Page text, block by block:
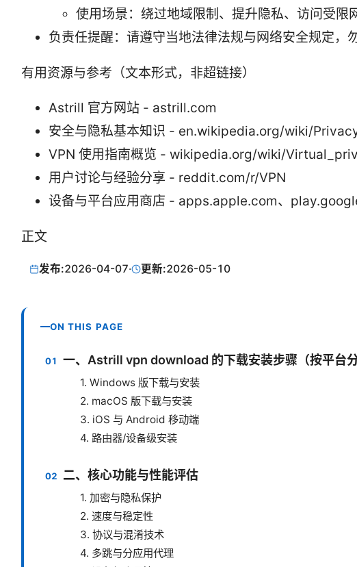
使用场景：绕过地域限制、提升隐私、访问受限
负责任提醒：请遵守当地法律法规与网络安全规定，
有用资源与参考（文本形式，非超链接）
Astrill 官方网站 - astrill.com
安全与隐私基本知识 - en.wikipedia.org/wiki/
VPN 使用指南概览 - wikipedia.org/wiki/
用户讨论与经验分享 - reddit.com/r/VPN
设备与平台应用商店 - apps.apple.com、
正文
发布:2026-04-07· 更新:2026-05-10
ON THIS PAGE
一、Astrill vpn download 的下载安装步骤（按平台分
1. Windows 版下载与安装
2. macOS 版下载与安装
3. iOS 与 Android 移动端
4. 路由器/设备级安装
二、核心功能与性能评估
1. 加密与隐私保护
2. 速度与稳定性
3. 协议与混淆技术
4. 多跳与分应用代理